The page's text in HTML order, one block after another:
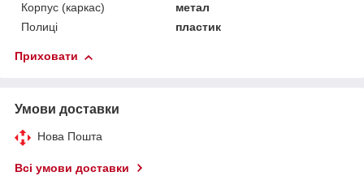
Корпус (каркас)
метал
Полиці
пластик
Приховати
Умови доставки
Нова Пошта
Всі умови доставки